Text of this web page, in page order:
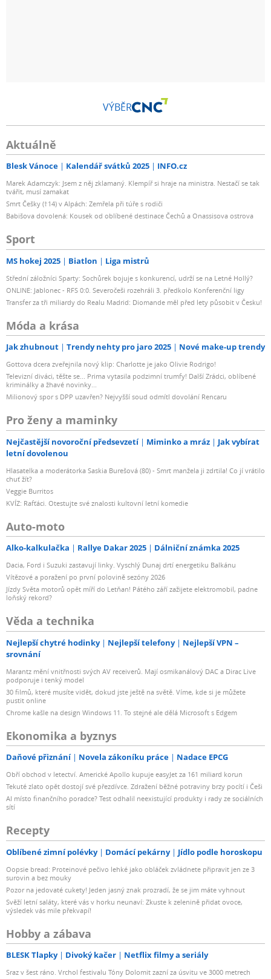
VÝBĚR
Aktuálně
Blesk Vánoce Kalendář svátků 2025 INFO.cz
Marek Adamczyk: Jsem z něj zklamaný. Klempíř si hraje na ministra. Nestačí se tak
tvářit, musí zamakat
Smrt Češky (†14) v Alpách: Zemřela při túře s rodiči
Babišova dovolená: Kousek od oblíbené destinace Čechů a Onassisova ostrova
Sport
MS hokej 2025 Biatlon Liga mistrů
Střední záložníci Sparty: Sochůrek bojuje s konkurencí, udrží se na Letné Hollý?
ONLINE: Jablonec - RFS 0:0. Severočeši rozehráli 3. předkolo Konferenční ligy
Transfer za tři miliardy do Realu Madrid: Diomande měl před lety působit v Česku!
Móda a krása
Jak zhubnout Trendy nehty pro jaro 2025 Nové make-up trendy
Gottova dcera zveřejnila nový klip: Charlotte je jako Olivie Rodrigo!
Televizní diváci, těšte se... Prima vytasila podzimní trumfy! Další Zrádci, oblíbené
kriminálky a žhavé novinky...
Milionový spor s DPP uzavřen? Nejvyšší soud odmítl dovolání Rencaru
Pro ženy a maminky
Nejčastější novoroční předsevzetí Miminko a mráz
Jak vybírat
letní dovolenou
Hlasatelka a moderátorka Saskia Burešová (80) - Smrt manžela ji zdrtila! Co jí vrátilo
chuť žít?
Veggie Burritos
KVÍZ: Rafťáci. Otestujte své znalosti kultovní letní komedie
Auto-moto
Alko-kalkulačka Rallye Dakar 2025 Dálniční známka 2025
Dacia, Ford i Suzuki zastavují linky. Vyschlý Dunaj drtí energetiku Balkánu
Vítězové a poražení po první polovině sezóny 2026
Jízdy Světa motorů opět míří do Letňan! Pátého září zažijete elektromobil, padne
loňský rekord?
Věda a technika
Nejlepší chytré hodinky Nejlepší telefony
Nejlepší VPN –
srovnání
Marantz mění vnitřnosti svých AV receiverů. Mají osmikanálový DAC a Dirac Live
podporuje i tenký model
30 filmů, které musíte vidět, dokud jste ještě na světě. Víme, kde si je můžete
pustit online
Chrome kašle na design Windows 11. To stejné ale dělá Microsoft s Edgem
Ekonomika a byznys
Daňové přiznání Novela zákoníku práce Nadace EPCG
Obří obchod v letectví. Americké Apollo kupuje easyJet za 161 miliard korun
Tekuté zlato opět dostojí své přezdívce. Zdražení běžné potraviny brzy pocítí i Češi
AI místo finančního poradce? Test odhalil neexistující produkty i rady ze sociálních
sítí
Recepty
Oblíbené zimní polévky Domácí pekárny Jídlo podle horoskopu
Oopsie bread: Proteinové pečivo lehké jako obláček zvládnete připravit jen ze 3
surovin a bez mouky
Pozor na jedovaté cukety! Jeden jasný znak prozradí, že se jim máte vyhnout
Svěží letní saláty, které vás v horku neunaví: Zkuste k zelenině přidat ovoce,
výsledek vás mile překvapí!
Hobby a zábava
BLESK Tlapky Divoký kačer Netflix filmy a seriály
Sraz v šest ráno. Vrchol festivalu Tóny Dolomit zazní za úsvitu ve 3000 metrech